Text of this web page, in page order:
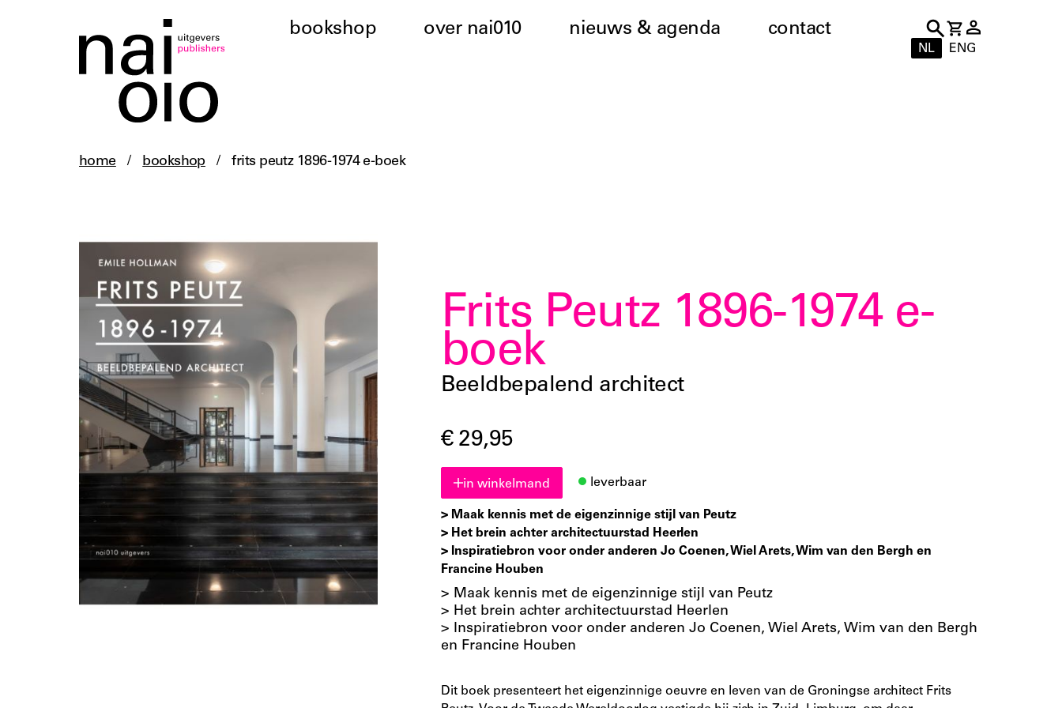
bookshop over nai010 nieuws & agenda contact
NL ENG
home / bookshop / frits peutz 1896-1974 e-boek
Frits Peutz 1896-1974 e-
boek
Beeldbepalend architect
€ 29,95
in winkelmand leverbaar
> Maak kennis met de eigenzinnige stijl van Peutz
> Het brein achter architectuurstad Heerlen
> Inspiratiebron voor onder anderen Jo Coenen, Wiel Arets, Wim van den Bergh en
Francine Houben
> Maak kennis met de eigenzinnige stijl van Peutz
> Het brein achter architectuurstad Heerlen
> Inspiratiebron voor onder anderen Jo Coenen, Wiel Arets, Wim van den Bergh
en Francine Houben
Dit boek presenteert het eigenzinnige oeuvre en leven van de Groningse architect Frits